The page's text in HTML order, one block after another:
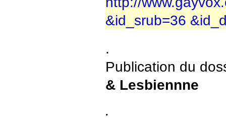
&id_srub=36
.
Publication du
& Lesbiennne
.